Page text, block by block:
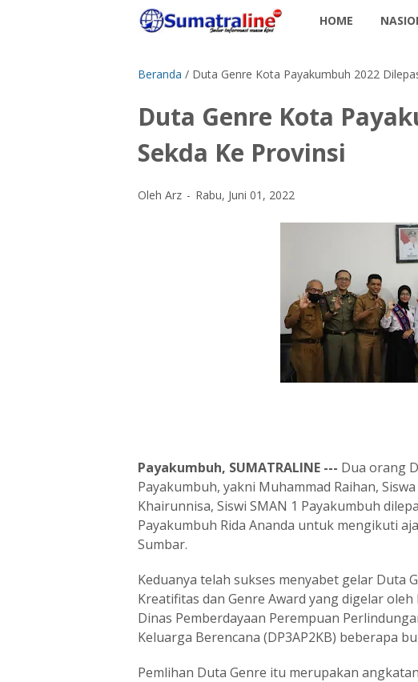
HOME
Beranda / Duta Genre Kota Payakumbuh 2022
Duta Genre Kota
Sekda Ke Provinsi
Oleh Arz Rabu, Juni 01, 2022
Payakumbuh, SUMATRALINE --- Dua orang
Payakumbuh, yakni Muhammad Raihan,
Khairunnisa, Siswi SMAN 1 Payakumbuh
Payakumbuh Rida Ananda untuk mengikuti
Sumbar.
Keduanya telah sukses menyabet gelar Duta
Kreatifitas dan Genre Award yang digelar
Dinas Pemberdayaan Perempuan
Keluarga Berencana (DP3AP2KB) beberapa
Pemlihan Duta Genre itu merupakan